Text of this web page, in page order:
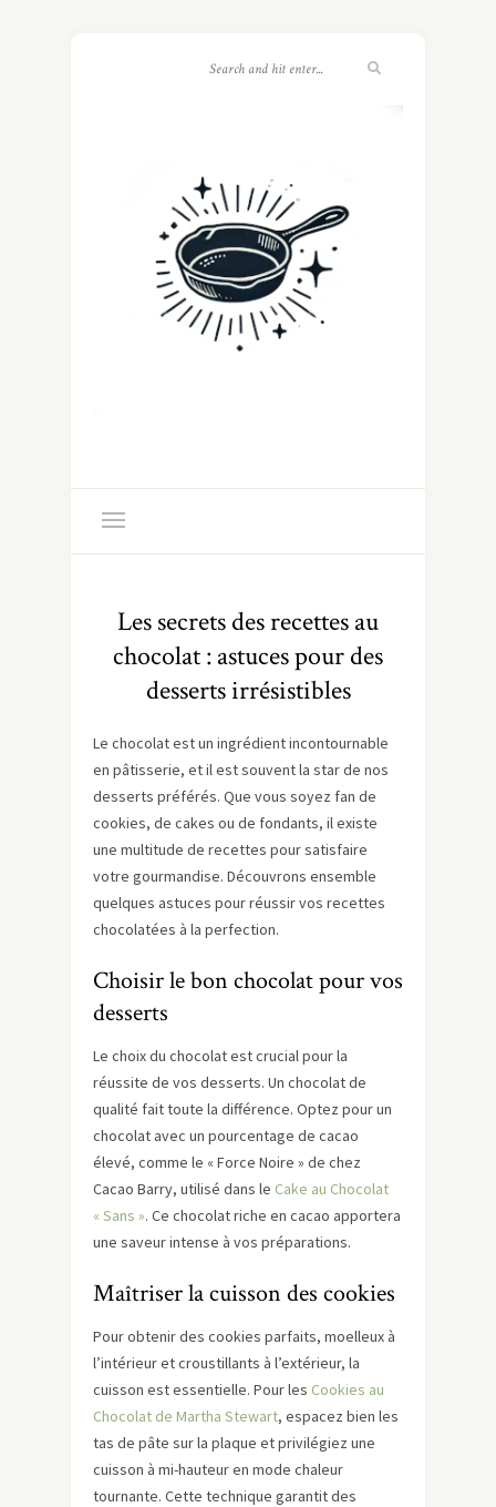
Les secrets des recettes au
chocolat : astuces pour des
desserts irrésistibles
Le chocolat est un ingrédient incontournable
en pâtisserie, et il est souvent la star de nos
desserts préférés. Que vous soyez fan de
cookies, de cakes ou de fondants, il existe
une multitude de recettes pour satisfaire
votre gourmandise. Découvrons ensemble
quelques astuces pour réussir vos recettes
chocolatées à la perfection.
Choisir le bon chocolat pour vos
desserts
Le choix du chocolat est crucial pour la
réussite de vos desserts. Un chocolat de
qualité fait toute la différence. Optez pour un
chocolat avec un pourcentage de cacao
élevé, comme le « Force Noire » de chez
Cacao Barry, utilisé dans le Cake au Chocolat
« Sans ». Ce chocolat riche en cacao apportera
une saveur intense à vos préparations.
Maîtriser la cuisson des cookies
Pour obtenir des cookies parfaits, moelleux à
l’intérieur et croustillants à l’extérieur, la
cuisson est essentielle. Pour les Cookies au
Chocolat de Martha Stewart, espacez bien les
tas de pâte sur la plaque et privilégiez une
cuisson à mi-hauteur en mode chaleur
tournante. Cette technique garantit des